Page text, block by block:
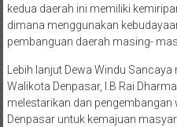
kedua daerah ini memiliki
dimana menggunakan
pembanguan daerah masing-
Lebih lanjut Dewa Windu
Walikota Denpasar, I.B Rai
melestarikan dan
Denpasar untuk kemajuan